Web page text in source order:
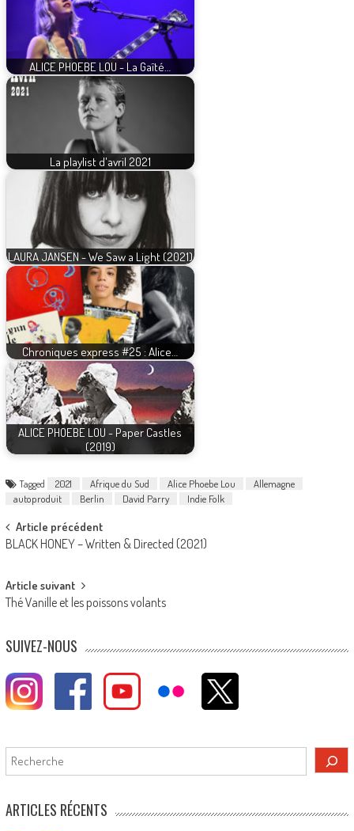
ALICE PHOEBE LOU - La Gaîté…
La playlist d'avril 2021
LAURA JANSEN - We Saw a Light (2021)
Chroniques express #25 : Alice…
ALICE PHOEBE LOU - Paper Castles
(2019)
Tagged 2021 Afrique du Sud Alice Phoebe Lou
Allemagne
autoproduit
Berlin David Parry Indie Folk
Post
navigation
Article précédent
BLACK HONEY – Written & Directed (2021)
Article suivant
Thé Vanille et les poissons volants
SUIVEZ-NOUS
Rechercher
ARTICLES RÉCENTS